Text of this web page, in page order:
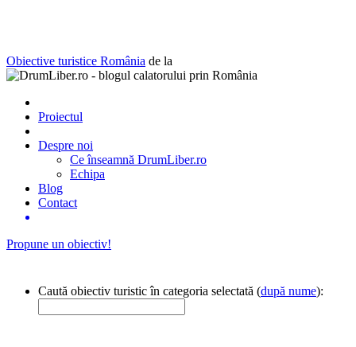
Obiective turistice România de la
Proiectul
Despre noi
Ce înseamnă DrumLiber.ro
Echipa
Blog
Contact
Propune un obiectiv!
Caută obiectiv turistic în categoria selectată (după nume):